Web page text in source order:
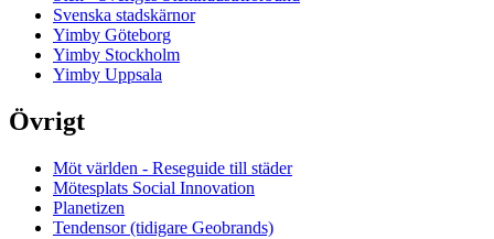
Svenska stadskärnor
Yimby Göteborg
Yimby Stockholm
Yimby Uppsala
Övrigt
Möt världen - Reseguide till städer
Mötesplats Social Innovation
Planetizen
Tendensor (tidigare Geobrands)